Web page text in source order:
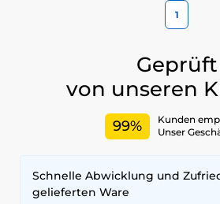
1
Geprüft
von unseren
99%
Kunden
Unser
Schnelle Abwicklung und
gelieferten Ware